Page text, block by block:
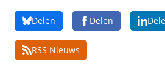
Delen Delen
RSS Nieuws